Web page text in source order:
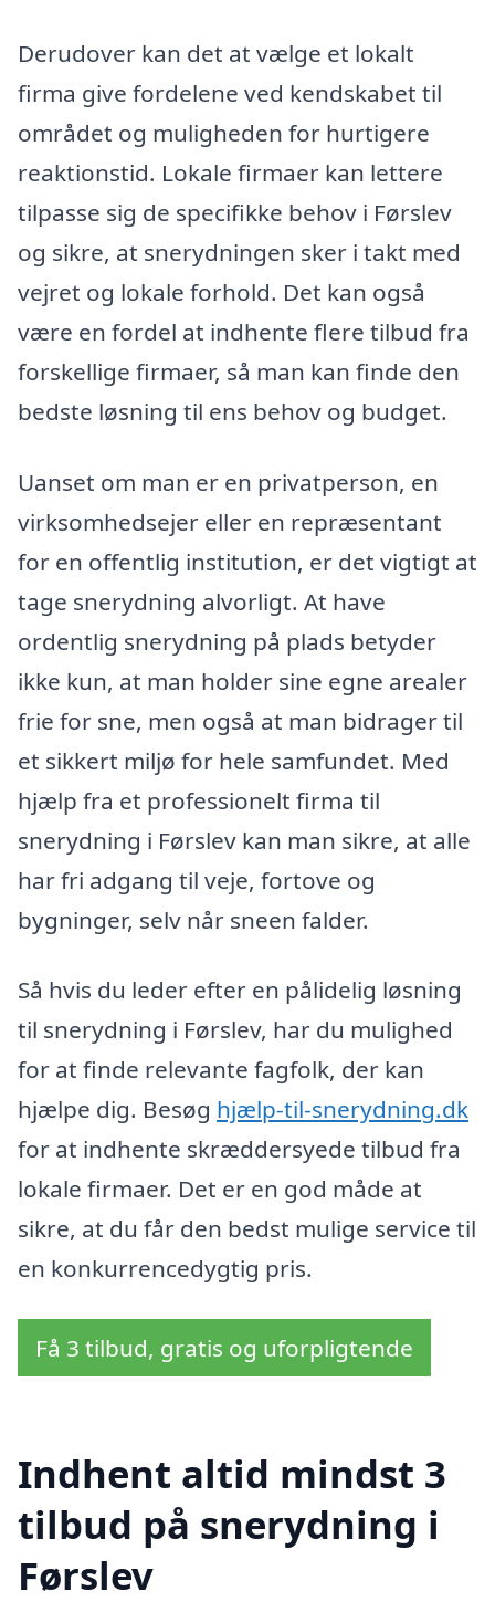
Derudover kan det at vælge et lokalt
firma give fordelene ved kendskabet til
området og muligheden for hurtigere
reaktionstid. Lokale firmaer kan lettere
tilpasse sig de specifikke behov i Førslev
og sikre, at snerydningen sker i takt med
vejret og lokale forhold. Det kan også
være en fordel at indhente flere tilbud fra
forskellige firmaer, så man kan finde den
bedste løsning til ens behov og budget.
Uanset om man er en privatperson, en
virksomhedsejer eller en repræsentant
for en offentlig institution, er det vigtigt at
tage snerydning alvorligt. At have
ordentlig snerydning på plads betyder
ikke kun, at man holder sine egne arealer
frie for sne, men også at man bidrager til
et sikkert miljø for hele samfundet. Med
hjælp fra et professionelt firma til
snerydning i Førslev kan man sikre, at alle
har fri adgang til veje, fortove og
bygninger, selv når sneen falder.
Så hvis du leder efter en pålidelig løsning
til snerydning i Førslev, har du mulighed
for at finde relevante fagfolk, der kan
hjælpe dig. Besøg hjælp-til-snerydning.dk
for at indhente skræddersyede tilbud fra
lokale firmaer. Det er en god måde at
sikre, at du får den bedst mulige service til
en konkurrencedygtig pris.
Få 3 tilbud, gratis og uforpligtende
Indhent altid mindst 3
tilbud på snerydning i
Førslev